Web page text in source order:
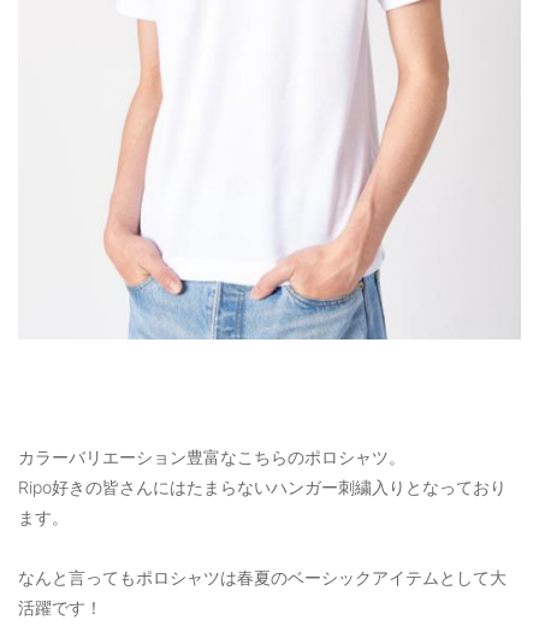
カラーバリエーション豊富なこちらのポロシャツ。
Ripo好きの皆さんにはたまらないハンガー刺繍入りとなっており
ます。
なんと言ってもポロシャツは春夏のベーシックアイテムとして大
活躍です！